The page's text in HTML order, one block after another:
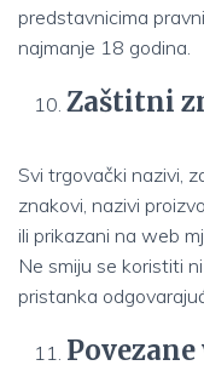
predstavnicima
najmanje 18 godina.
Zaštitni
Svi trgovački nazivi,
znakovi, nazivi
ili prikazani na web
Ne smiju se koristiti
pristanka